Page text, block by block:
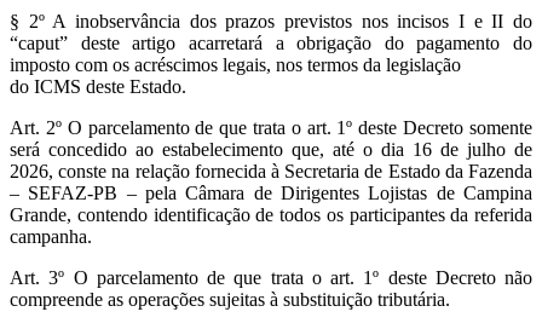
§ 2º A inobservância dos prazos previstos nos incisos I e II do
“caput” deste artigo acarretará a obrigação do pagamento do
imposto com os acréscimos legais, nos termos da legislação
do ICMS deste Estado.
Art. 2º O parcelamento de que trata o art. 1º deste Decreto somente
será concedido ao estabelecimento que, até o dia 16 de julho de
2026, conste na relação fornecida à Secretaria de Estado da Fazenda
– SEFAZ-PB – pela Câmara de Dirigentes Lojistas de Campina
Grande, contendo identificação de todos os participantes da referida
campanha.
Art. 3º O parcelamento de que trata o art. 1º deste Decreto não
compreende as operações sujeitas à substituição tributária.